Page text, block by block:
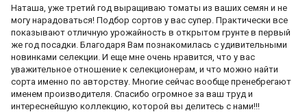
Наташа, уже третий год выращиваю томаты из ваших семян и не
могу нарадоваться! Подбор сортов у вас супер. Практически все
показывают отличную урожайность в открытом грунте в первый
же год посадки. Благодаря Вам познакомилась с удивительными
новинками селекции. И еще мне очень нравится, что у вас
уважительное отношение к селекционерам, и что можно найти
сорта именно по авторству. Многие сейчас вообще пренебрегают
именем производителя. Спасибо огромное за ваш труд и
интереснейшую коллекцию, которой вы делитесь с нами!!!